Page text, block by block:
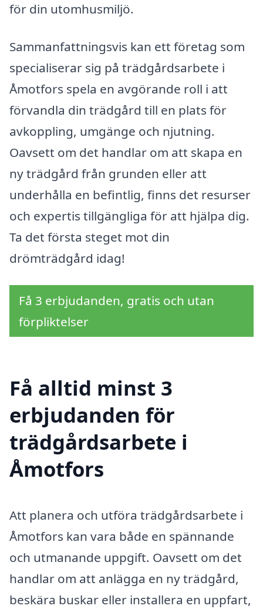
för din utomhusmiljö.
Sammanfattningsvis kan ett företag som
specialiserar sig på trädgårdsarbete i
Åmotfors spela en avgörande roll i att
förvandla din trädgård till en plats för
avkoppling, umgänge och njutning.
Oavsett om det handlar om att skapa en
ny trädgård från grunden eller att
underhålla en befintlig, finns det resurser
och expertis tillgängliga för att hjälpa dig.
Ta det första steget mot din
drömträdgård idag!
Få 3 erbjudanden, gratis och utan
förpliktelser
Få alltid minst 3
erbjudanden för
trädgårdsarbete i
Åmotfors
Att planera och utföra trädgårdsarbete i
Åmotfors kan vara både en spännande
och utmanande uppgift. Oavsett om det
handlar om att anlägga en ny trädgård,
beskära buskar eller installera en uppfart,